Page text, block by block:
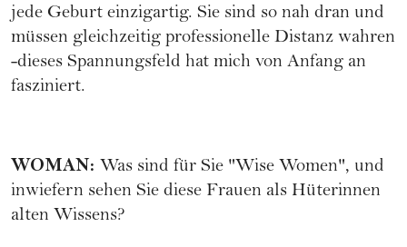
jede Geburt einzigartig. Sie sind so nah dran und
müssen gleichzeitig professionelle Distanz wahren
-dieses Spannungsfeld hat mich von Anfang an
fasziniert.
WOMAN: Was sind für Sie "Wise Women", und
inwiefern sehen Sie diese Frauen als Hüterinnen
alten Wissens?